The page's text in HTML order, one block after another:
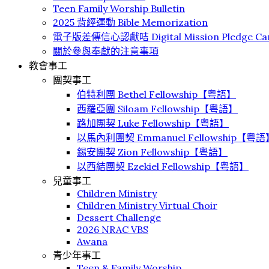
Teen Family Worship Bulletin
2025 背經運動 Bible Memorization
電子版差傳信心認獻咭 Digital Mission Pledge
關於參與奉獻的注意事項
教會事工
團契事工
伯特利團 Bethel Fellowship【粤語】
⻄羅亞團 Siloam Fellowship【粤語】
路加團契 Luke Fellowship【粤語】
以馬內利團契 Emmanuel Fellowship【粤語
錫安團契 Zion Fellowship【粤語】
以西結團契 Ezekiel Fellowship【粤語】
兒童事工
Children Ministry
Children Ministry Virtual Choir
Dessert Challenge
2026 NRAC VBS
Awana
青少年事工